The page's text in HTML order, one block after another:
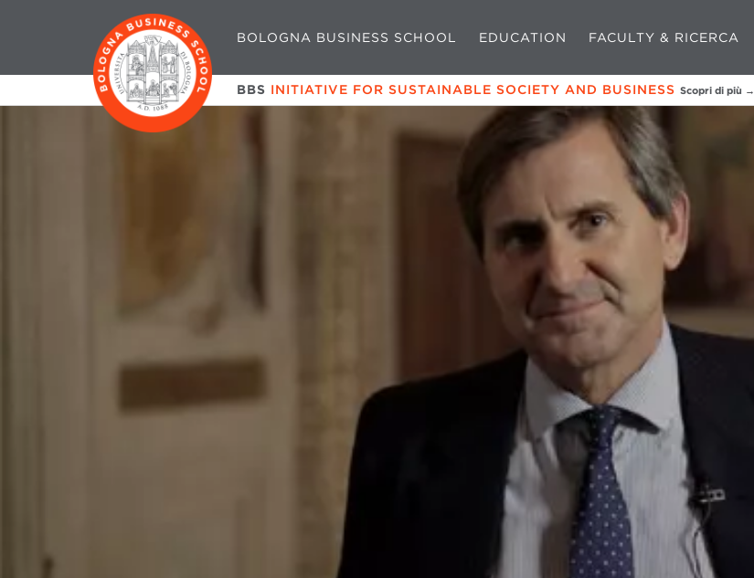
BOLOGNA BUSINESS SCHOOL EDUCATION FACULTY & RICERCA
BBS INITIATIVE FOR SUSTAINABLE SOCIETY AND BUSINESS Scopri di più →